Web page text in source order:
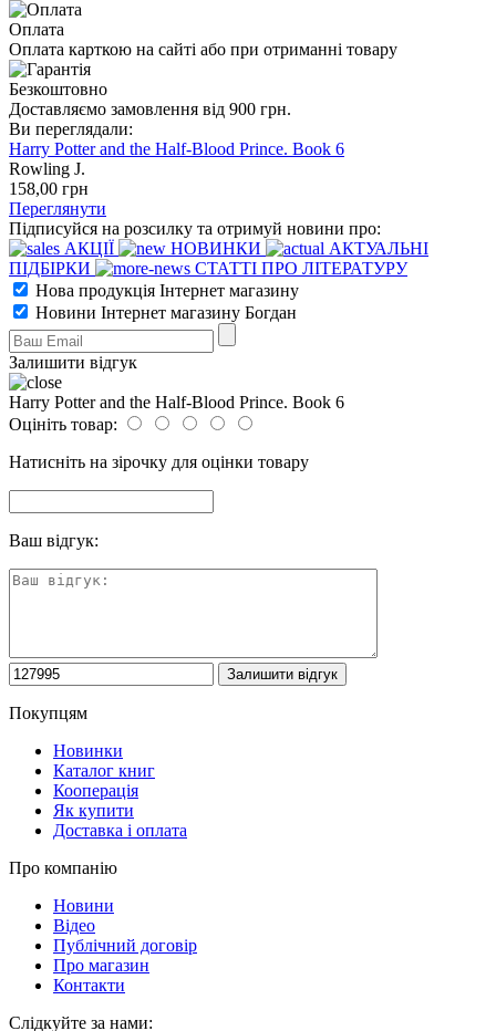
Оплата
Оплата карткою на сайті або при отриманні товару
Безкоштовно
Доставляємо замовлення від 900 грн.
Ви переглядали:
Harry Potter and the Half-Blood Prince. Book 6
Rowling J.
158,00 грн
Переглянути
Підписуйся на розсилку та отримуй новини про:
АКЦІЇ
НОВИНКИ
АКТУАЛЬНІ
ПІДБІРКИ
СТАТТІ ПРО ЛІТЕРАТУРУ
Нова продукція Інтернет магазину
Новини Інтернет магазину Богдан
Залишити відгук
Harry Potter and the Half-Blood Prince. Book 6
Оцініть товар:
Натисніть на зірочку для оцінки товару
Ваш відгук:
Покупцям
Новинки
Каталог книг
Кооперація
Як купити
Доставка і оплата
Про компанію
Новини
Відео
Публічний договір
Про магазин
Контакти
Слідкуйте за нами: